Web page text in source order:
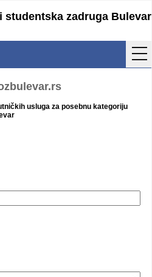
studentska zadruga Bulevar
Usluge
Lokacija
usluga za posebnu kategoriju